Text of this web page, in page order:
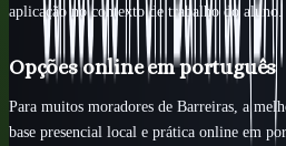
aplicação no contexto de trabalho do aluno.
Opções online em português
Para muitos moradores de Barreiras, a
base presencial local e prática online em